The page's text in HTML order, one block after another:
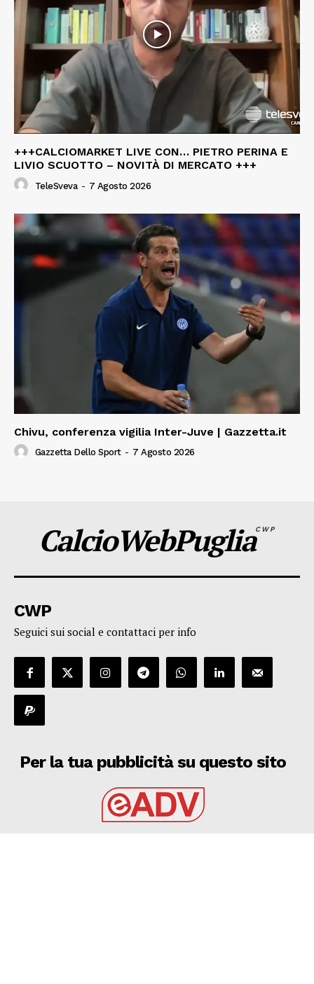
+++CALCIOMARKET LIVE CON… PIETRO PERINA E
LIVIO SCUOTTO – NOVITÀ DI MERCATO +++
TeleSveva - 7 Agosto 2026
Chivu, conferenza vigilia Inter-Juve | Gazzetta.it
Gazzetta Dello Sport - 7 Agosto 2026
CalcioWebPugliaCWP
CWP
Seguici sui social e contattaci per info
Per la tua pubblicità su questo sito